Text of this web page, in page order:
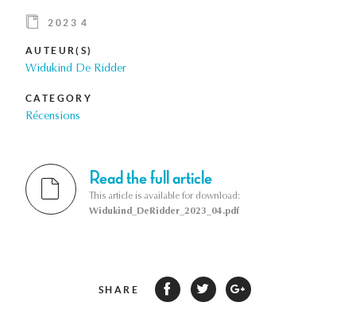
2023 4
AUTEUR(S)
Widukind De Ridder
CATEGORY
Récensions
Read the full article
This article is available for download:
Widukind_DeRidder_2023_04.pdf
SHARE